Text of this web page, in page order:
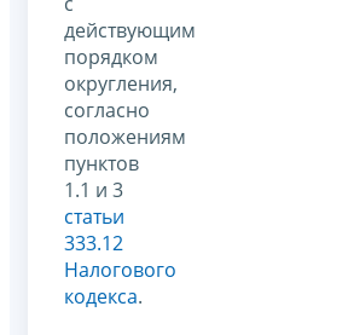
действующим
порядком
округления,
согласно
положениям
пунктов
1.1 и 3
статьи
333.12
Налогового
кодекса.